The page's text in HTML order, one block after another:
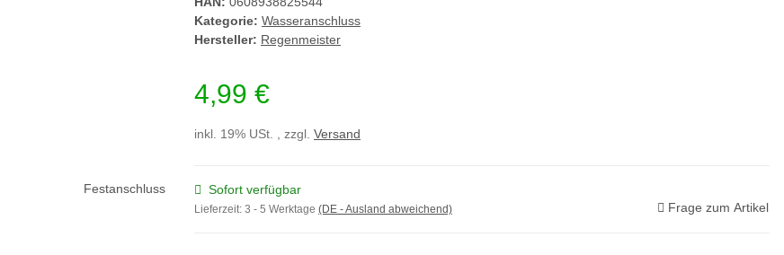
Kategorie: Wasseranschluss
Hersteller: Regenmeister
4,99 €
inkl. 19% USt. , zzgl. Versand
Sofort verfügbar
Lieferzeit: 3 - 5 Werktage (DE - Ausland abweichend) Frage zum Artikel